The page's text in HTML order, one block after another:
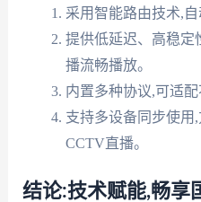
采用智能路由技术,自
提供低延迟、高稳定
播流畅播放。
内置多种协议,可适配
支持多设备同步使用
CCTV直播。
结论:技术赋能,畅享